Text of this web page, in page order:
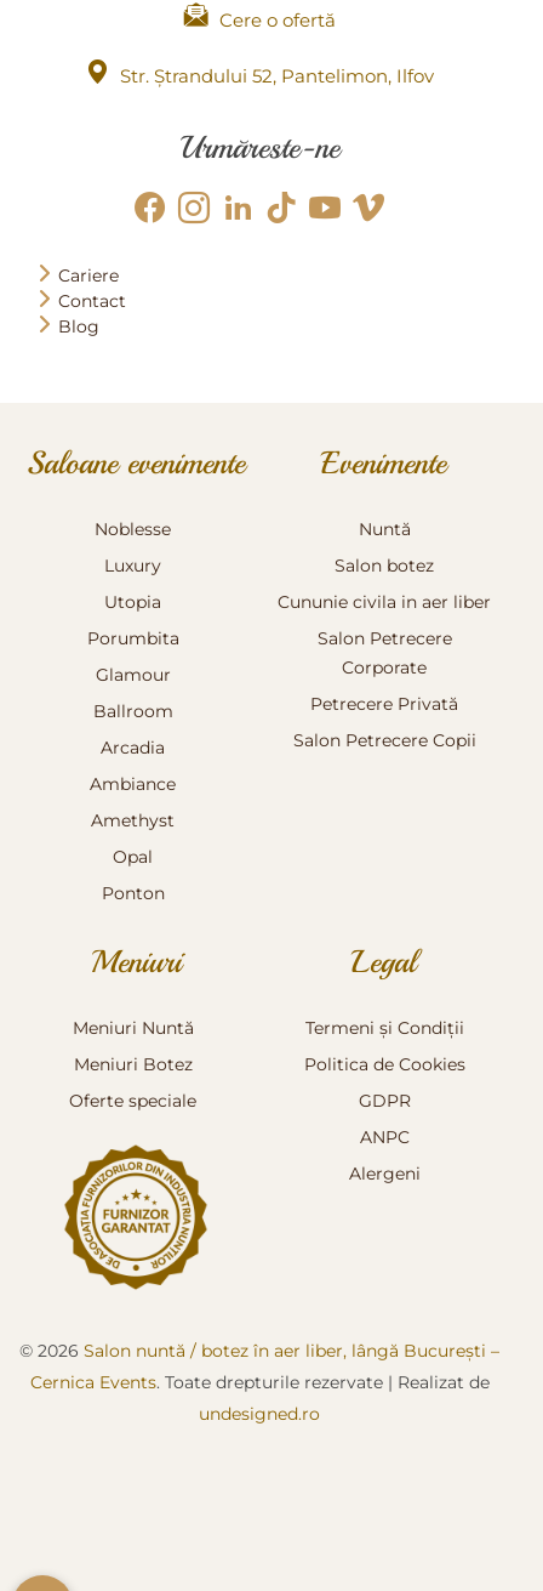
Cere o ofertă
Str. Ștrandului 52, Pantelimon, Ilfov
Urmăreste-ne
Cariere
Contact
Blog
Saloane evenimente
Noblesse
Luxury
Utopia
Porumbita
Glamour
Ballroom
Arcadia
Ambiance
Amethyst
Opal
Ponton
Evenimente
Nuntă
Salon botez
Cununie civila in aer liber
Salon Petrecere
Corporate
Petrecere Privată
Salon Petrecere Copii
Meniuri
Meniuri Nuntă
Meniuri Botez
Oferte speciale
Legal
Termeni și Condiții
Politica de Cookies
GDPR
ANPC
Alergeni
© 2026 Salon nuntă / botez în aer liber, lângă București –
Cernica Events. Toate drepturile rezervate | Realizat de
undesigned.ro